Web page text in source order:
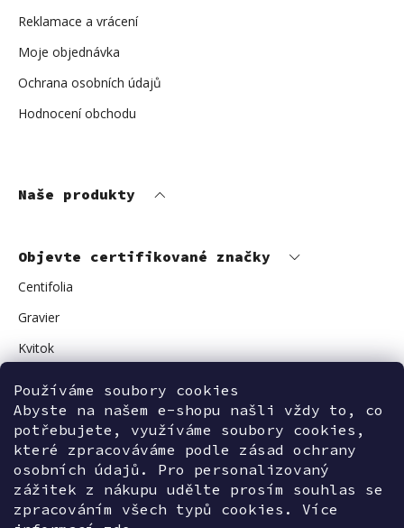
Používáme soubory cookies
Abyste na našem e-shopu našli vždy to, co
potřebujete, využíváme soubory cookies,
které zpracováváme podle zásad ochrany
osobních údajů. Pro personalizovaný
zážitek z nákupu udělte prosím souhlas se
zpracováním všech typů cookies. Více
Reklamace a vrácení
Moje objednávka
Ochrana osobních údajů
Hodnocení obchodu
Naše produkty
Objevte certifikované značky
Centifolia
Gravier
Kvitok
Avant Skincare
Sonnentor
Kontaktujte nás